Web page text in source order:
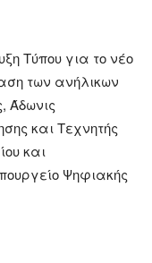
Τύπου για το νέο
των ανήλικων
Άδωνις
και Τεχνητής
και
Ψηφιακής